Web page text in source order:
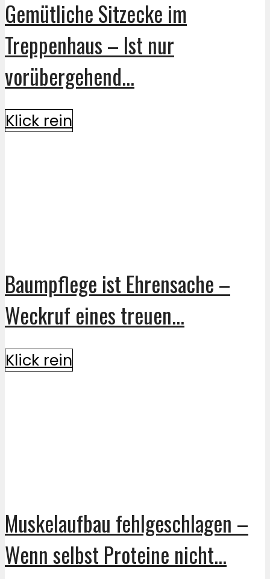
Gemütliche Sitzecke im
Treppenhaus – Ist nur
vorübergehend...
Klick rein
Baumpflege ist Ehrensache –
Weckruf eines treuen...
Klick rein
Muskelaufbau fehlgeschlagen –
Wenn selbst Proteine nicht...